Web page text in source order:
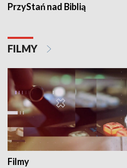
PrzyStań nad Biblią
FILMY
Filmy